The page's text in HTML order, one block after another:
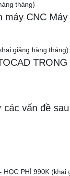
tháng)
CNC
giảng hàng tháng)
TRONG
vấn đề
HỌC PHÍ 990K